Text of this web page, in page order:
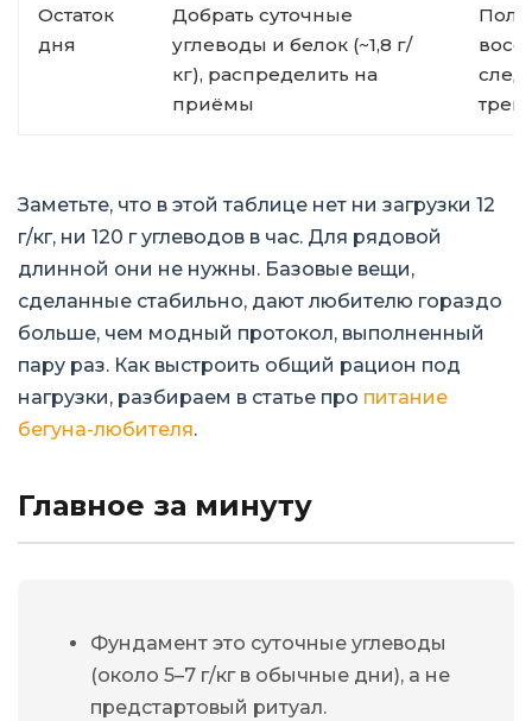
Остаток
дня
Добрать суточные
углеводы и белок (~1,8 г/
кг), распределить на
приёмы
Заметьте, что в этой таблице нет ни загрузки 12
г/кг, ни 120 г углеводов в час. Для рядовой
длинной они не нужны. Базовые вещи,
сделанные стабильно, дают любителю гораздо
больше, чем модный протокол, выполненный
пару раз. Как выстроить общий рацион под
нагрузки, разбираем в статье про питание
бегуна-любителя.
Главное за минуту
Фундамент это суточные углеводы
(около 5–7 г/кг в обычные дни), а не
предстартовый ритуал.